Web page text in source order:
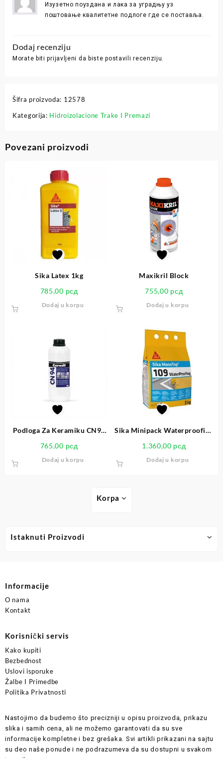
Korpa
Изузетно поуздана и лака за уградњу уз
поштовање квалитетне подлоге где се поставља.
Dodaj recenziju
Morate bitiprijavljeni da biste postavili recenziju.
Šifra proizvoda: 12578
Kategorija: Hidroizolacione Trake I Premazi
Povezani proizvodi
Sika Latex 1kg
785,00 рсд
Dodaj u korpu
Maxikril Block
755,00 рсд
Dodaj u korpu
Podloga Za Keramiku CN94
765,00 рсд
Dodaj u korpu
Sika Minipack Waterproofing
1.360,00 рсд
Dodaj u korpu
Istaknuti Proizvodi
Informacije
O nama
Kontakt
Korisnički servis
Kako kupiti
Bezbednost
Uslovi isporuke
Žalbe I Primedbe
Politika Privatnosti
Nastojimo da budemo što precizniji u opisu proizvoda, prikazu
slika i samih cena, ali ne možemo garantovati da su sve
informacije kompletne i bez grešaka. Svi artikli prikazani na sajtu
su deo naše ponude i ne podrazumeva da su dostupni u svakom